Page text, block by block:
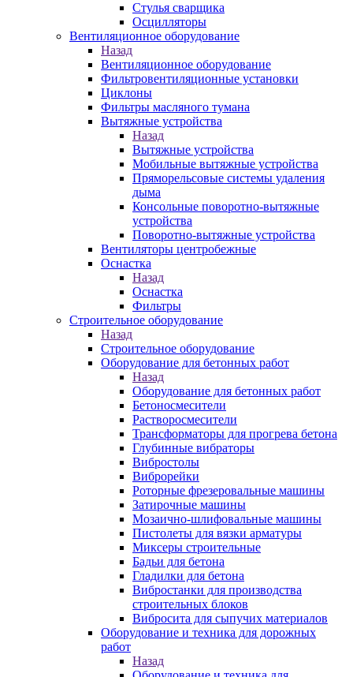
Стулья сварщика
Осцилляторы
Вентиляционное оборудование
Назад
Вентиляционное оборудование
Фильтровентиляционные установки
Циклоны
Фильтры масляного тумана
Вытяжные устройства
Назад
Вытяжные устройства
Мобильные вытяжные устройства
Пряморельсовые системы удаления
дыма
Консольные поворотно-вытяжные
устройства
Поворотно-вытяжные устройства
Вентиляторы центробежные
Оснастка
Назад
Оснастка
Фильтры
Строительное оборудование
Назад
Строительное оборудование
Оборудование для бетонных работ
Назад
Оборудование для бетонных работ
Бетоносмесители
Растворосмесители
Трансформаторы для прогрева бетона
Глубинные вибраторы
Вибростолы
Виброрейки
Роторные фрезеровальные машины
Затирочные машины
Мозаично-шлифовальные машины
Пистолеты для вязки арматуры
Миксеры строительные
Бадьи для бетона
Гладилки для бетона
Вибростанки для производства
строительных блоков
Вибросита для сыпучих материалов
Оборудование и техника для дорожных
работ
Назад